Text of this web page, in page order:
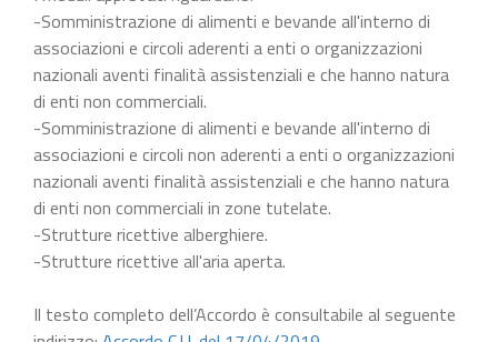
-Somministrazione di alimenti e bevande all'interno di
associazioni e circoli aderenti a enti o organizzazioni
nazionali aventi finalità assistenziali e che hanno natura
di enti non commerciali.
-Somministrazione di alimenti e bevande all'interno di
associazioni e circoli non aderenti a enti o organizzazioni
nazionali aventi finalità assistenziali e che hanno natura
di enti non commerciali in zone tutelate.
-Strutture ricettive alberghiere.
-Strutture ricettive all'aria aperta.
Il testo completo dell’Accordo è consultabile al seguente